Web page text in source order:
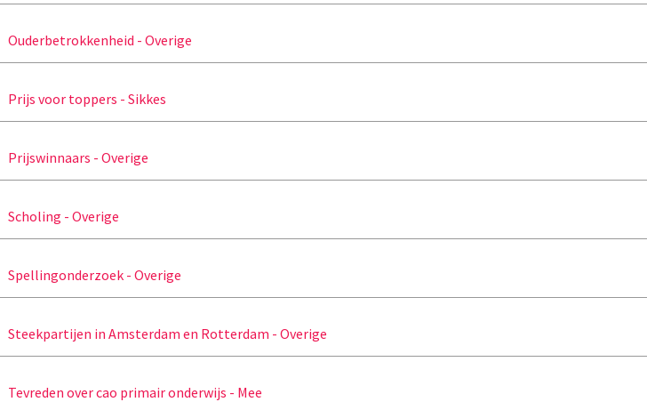
Ouderbetrokkenheid - Overige
Prijs voor toppers - Sikkes
Prijswinnaars - Overige
Scholing - Overige
Spellingonderzoek - Overige
Steekpartijen in Amsterdam en Rotterdam - Overige
Tevreden over cao primair onderwijs - Mee